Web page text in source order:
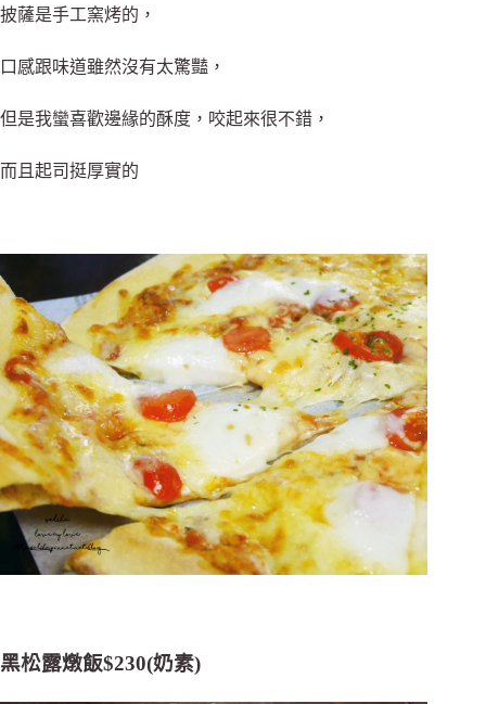
披薩是手工窯烤的，
口感跟味道雖然沒有太驚豔，
但是我蠻喜歡邊緣的酥度，咬起來很不錯，
而且起司挺厚實的
黑松露燉飯$230(奶素)